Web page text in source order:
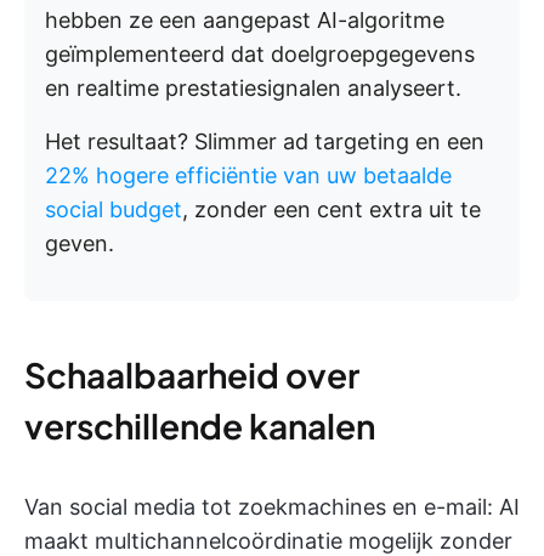
hebben ze een aangepast AI-algoritme
geïmplementeerd dat doelgroepgegevens
en realtime prestatiesignalen analyseert.
Het resultaat? Slimmer ad targeting en een
22% hogere efficiëntie van uw betaalde
social budget, zonder een cent extra uit te
geven.
Schaalbaarheid over
verschillende kanalen
Van social media tot zoekmachines en e-mail: AI
maakt multichannelcoördinatie mogelijk zonder